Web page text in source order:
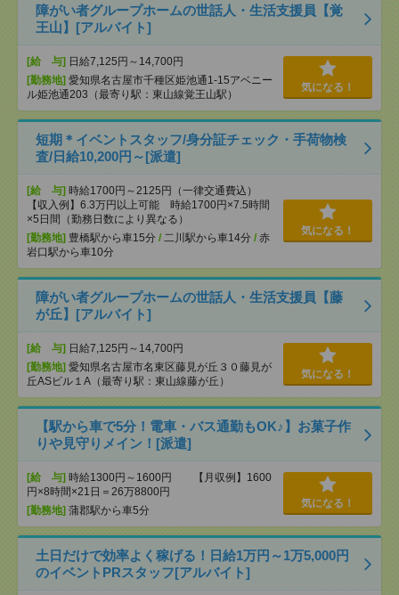
障がい者グループホームの世話人・生活支援員【覚
王山】[アルバイト]
[給 与] 日給7,125円～14,700円
[勤務地] 愛知県名古屋市千種区姫池通1-15アベニー
ル姫池通203（最寄り駅：東山線覚王山駅）
気になる！
短期＊イベントスタッフ/身分証チェック・手荷物検
査/日給10,200円～[派遣]
[給 与] 時給1700円～2125円（一律交通費込）
【収入例】6.3万円以上可能 時給1700円×7.5時間
×5日間（勤務日数により異なる）
[勤務地] 豊橋駅から車15分 / 二川駅から車14分 / 赤
岩口駅から車10分
気になる！
障がい者グループホームの世話人・生活支援員【藤
が丘】[アルバイト]
[給 与] 日給7,125円～14,700円
[勤務地] 愛知県名古屋市名東区藤見が丘３０藤見が
丘ASビル１A（最寄り駅：東山線藤が丘）
気になる！
【駅から車で5分！電車・バス通勤もOK♪】お菓子作
りや見守りメイン！[派遣]
[給 与] 時給1300円～1600円 【月収例】1600
円×8時間×21日＝26万8800円
[勤務地] 蒲郡駅から車5分
気になる！
土日だけで効率よく稼げる！日給1万円～1万5,000円
のイベントPRスタッフ[アルバイト]